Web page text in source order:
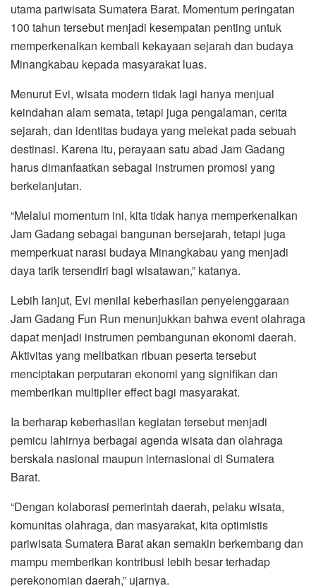
utama pariwisata Sumatera Barat. Momentum peringatan
100 tahun tersebut menjadi kesempatan penting untuk
memperkenalkan kembali kekayaan sejarah dan budaya
Minangkabau kepada masyarakat luas.
Menurut Evi, wisata modern tidak lagi hanya menjual
keindahan alam semata, tetapi juga pengalaman, cerita
sejarah, dan identitas budaya yang melekat pada sebuah
destinasi. Karena itu, perayaan satu abad Jam Gadang
harus dimanfaatkan sebagai instrumen promosi yang
berkelanjutan.
“Melalui momentum ini, kita tidak hanya memperkenalkan
Jam Gadang sebagai bangunan bersejarah, tetapi juga
memperkuat narasi budaya Minangkabau yang menjadi
daya tarik tersendiri bagi wisatawan,” katanya.
Lebih lanjut, Evi menilai keberhasilan penyelenggaraan
Jam Gadang Fun Run menunjukkan bahwa event olahraga
dapat menjadi instrumen pembangunan ekonomi daerah.
Aktivitas yang melibatkan ribuan peserta tersebut
menciptakan perputaran ekonomi yang signifikan dan
memberikan multiplier effect bagi masyarakat.
Ia berharap keberhasilan kegiatan tersebut menjadi
pemicu lahirnya berbagai agenda wisata dan olahraga
berskala nasional maupun internasional di Sumatera
Barat.
“Dengan kolaborasi pemerintah daerah, pelaku wisata,
komunitas olahraga, dan masyarakat, kita optimistis
pariwisata Sumatera Barat akan semakin berkembang dan
mampu memberikan kontribusi lebih besar terhadap
perekonomian daerah,” ujarnya.